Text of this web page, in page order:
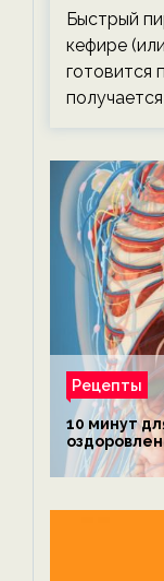
Быстрый
кефире
готовится
Рецепты
10 минут